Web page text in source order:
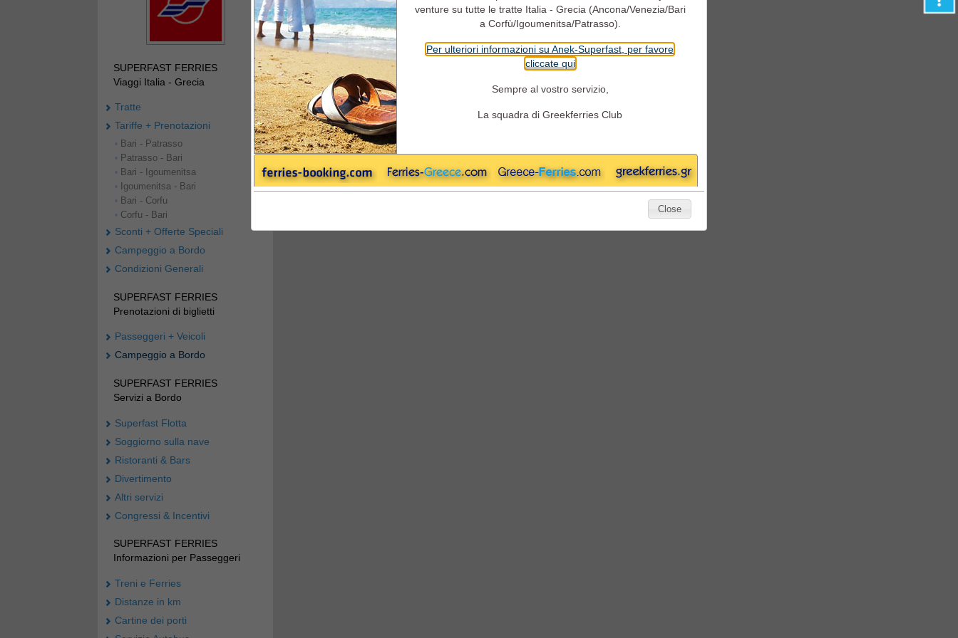
SUPERFAST FERRIES
Viaggi Italia - Grecia
Tratte
Tariffe + Prenotazioni
• Bari - Patrasso
• Patrasso - Bari
• Bari - Igoumenitsa
• Igoumenitsa - Bari
• Bari - Corfu
• Corfu - Bari
Sconti + Offerte Speciali
Campeggio a Bordo
Condizioni Generali
SUPERFAST FERRIES
Prenotazioni di biglietti
Passeggeri + Veicoli
Campeggio a Bordo
SUPERFAST FERRIES
Servizi a Bordo
Superfast Flotta
Soggiorno sulla nave
Ristoranti & Bars
Divertimento
Altri servizi
Congressi & Incentivi
SUPERFAST FERRIES
Informazioni per Passeggeri
Treni e Ferries
Distanze in km
Cartine dei porti
Solo Andata Andata & Ritorno
Campeggio a Bordo
venture su tutte le tratte Italia - Grecia (Ancona/Venezia/Bari
a Corfù/Igoumenitsa/Patrasso).
Per ulteriori informazioni su Anek-Superfast, per favore
cliccate qui
Sempre al vostro servizio,
La squadra di Greekferries Club
Close